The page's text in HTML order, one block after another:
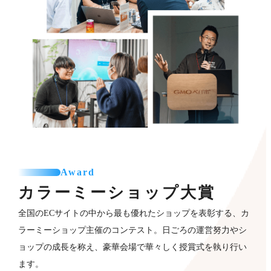
Award
カラーミーショップ大賞
全国のECサイトの中から最も優れたショップを表彰する、カ
ラーミーショップ主催のコンテスト。日ごろの運営努力やシ
ョップの成長を称え、豪華会場で華々しく授賞式を執り行い
ます。